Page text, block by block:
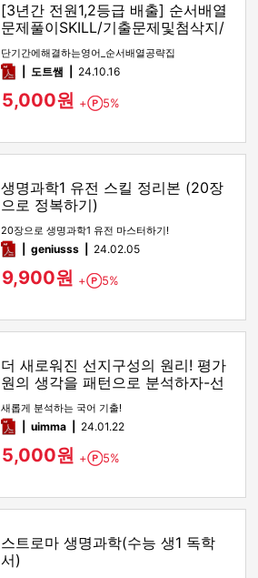
[3년간 전원1,2등급 배출] 순서배열
문제풀이SKILL/기출문제및첨삭지/
답지
단기간에해결하는영어_순서배열공략집
pdf도트쌤 24.10.16
5,000원 + Point
5%
생명과학1 유전 스킬 정리본 (20장
으로 정복하기)
20장으로 생명과학1 유전 마스터하기!
pdfgeniusss 24.02.05
9,900원 + Point
5%
더 새로워진 선지구성의 원리! 평가
원의 생각을 패턴으로 분석하자-선
지구성의 원리
새롭게 분석하는 국어 기출!
pdfuimma 24.01.22
5,000원 + Point
5%
스트로마 생명과학(수능 생1 독학
서)